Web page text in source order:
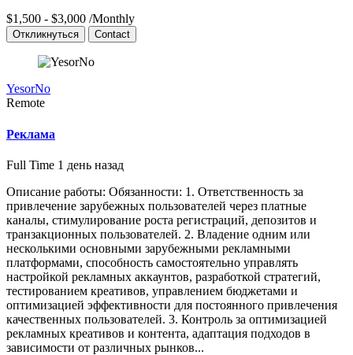
$1,500 - $3,000 /Monthly
Откликнуться Contact
YesorNo
Remote
Реклама
Full Time 1 день назад
Описание работы: Обязанности: 1. Ответственность за
привлечение зарубежных пользователей через платные
каналы, стимулирование роста регистраций, депозитов и
транзакционных пользователей. 2. Владение одним или
несколькими основными зарубежными рекламными
платформами, способность самостоятельно управлять
настройкой рекламных аккаунтов, разработкой стратегий,
тестированием креативов, управлением бюджетами и
оптимизацией эффективности для постоянного привлечения
качественных пользователей. 3. Контроль за оптимизацией
рекламных креативов и контента, адаптация подходов в
зависимости от различных рынков...